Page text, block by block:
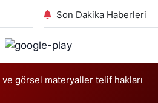
Son Dakika Haberleri
görsel materyaller telif hakları